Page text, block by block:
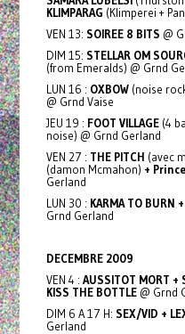
KLIMPARAG (Klimperei +
VEN 13: SOIREE 8 BITS @
DIM 15: STELLAR OM
(from Emeralds) @ Grnd
LUN 16 : OXBOW(noise
@ Grnd Vaise
JEU 19 : FOOT VILLAGE (4
noise) @ Grnd Gerland
VEN 27 : THE PITCH (avec
(damon Mcmahon) +
Gerland
LUN 30 : KARMA TO BURN
Grnd Gerland
DECEMBRE2009
VEN 4 : AUSSITOT MORT +
KISS THE BOTTLE@ Grnd
DIM 6 A 17 H: SEX/VID +
Gerland